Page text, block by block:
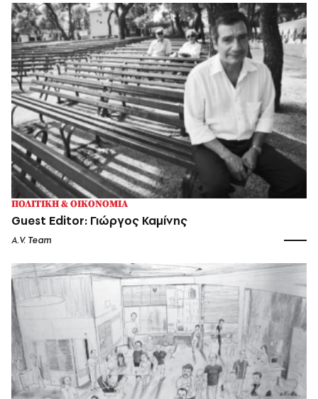
ΠΟΛΙΤΙΚΗ & ΟΙΚΟΝΟΜΙΑ
Guest Editor: Γιώργος Καμίνης
A.V. Team